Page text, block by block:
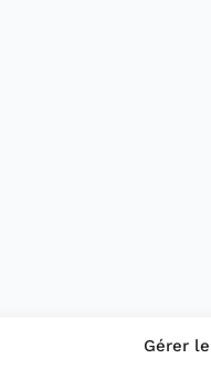
Gérer